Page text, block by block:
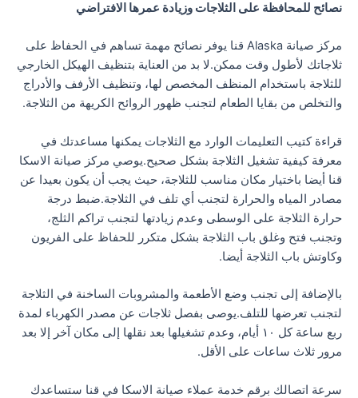
نصائح للمحافظة على الثلاجات وزيادة عمرها الافتراضي
مركز صيانة Alaska قنا يوفر نصائح مهمة تساهم في الحفاظ على
ثلاجاتك لأطول وقت ممكن.لا بد من العناية بتنظيف الهيكل الخارجي
للثلاجة باستخدام المنظف المخصص لها، وتنظيف الأرفف والأدراج
والتخلص من بقايا الطعام لتجنب ظهور الروائح الكريهة من الثلاجة.
قراءة كتيب التعليمات الوارد مع الثلاجات يمكنها مساعدتك في
معرفة كيفية تشغيل الثلاجة بشكل صحيح.يوصي مركز صيانة الاسكا
قنا أيضا باختيار مكان مناسب للثلاجة، حيث يجب أن يكون بعيدا عن
مصادر المياه والحرارة لتجنب أي تلف في الثلاجة.ضبط درجة
حرارة الثلاجة على الوسطى وعدم زيادتها لتجنب تراكم الثلج،
وتجنب فتح وغلق باب الثلاجة بشكل متكرر للحفاظ على الفريون
وكاوتش باب الثلاجة أيضا.
بالإضافة إلى تجنب وضع الأطعمة والمشروبات الساخنة في الثلاجة
لتجنب تعرضها للتلف.يوصى بفصل ثلاجات عن مصدر الكهرباء لمدة
ربع ساعة كل ١٠ أيام، وعدم تشغيلها بعد نقلها إلى مكان آخر إلا بعد
مرور ثلاث ساعات على الأقل.
سرعة اتصالك برقم خدمة عملاء صيانة الاسكا في قنا ستساعدك